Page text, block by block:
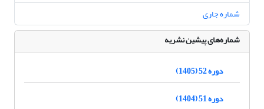
شماره جاری
شماره‌های پیشین نشریه
دوره 52 (1405)
دوره 51 (1404)